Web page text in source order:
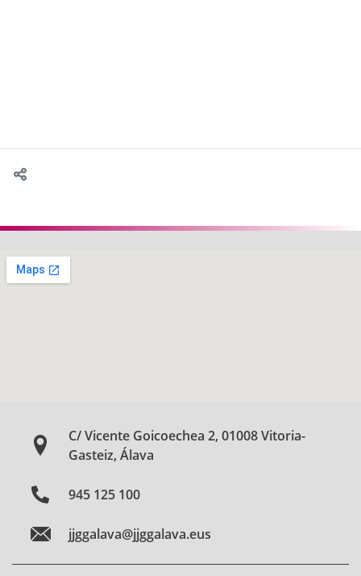
C/ Vicente Goicoechea 2, 01008 Vitoria-
Gasteiz, Álava
945 125 100
jjggalava@jjggalava.eus